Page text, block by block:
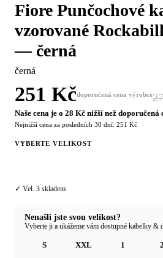
Fiore Punčochové
vzorované
— černá
černá
251 Kčdoporučená cena výrobce
Naše cena je o 28 Kč nižší než doporučená
Nejnižší cena za posledních 30 dní: 251 Kč
VYBERTE VELIKOST
✓ Vel. 3 skladem
Nenašli jste svou velikost?
Vyberte ji a ukážeme vám dostupné kabelky &
S XXL 1 2